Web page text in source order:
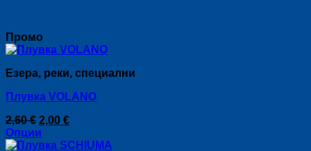
Промо
Езера, реки, специални
Плувка VOLANO
2,60€ Original
price
was:
2,00 €Текущата
е:
Опции
This